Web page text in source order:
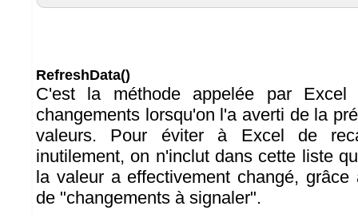
RefreshData()
C'est la méthode appelée par Excel
changements lorsqu'on l'a averti de la
valeurs. Pour éviter à Excel de
inutilement, on n'inclut dans cette liste
la valeur a effectivement changé, grâce
de "changements à signaler".